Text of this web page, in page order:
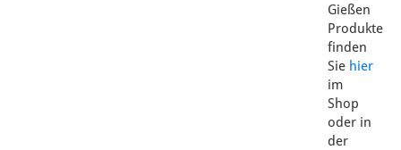
Gießen
Produkte
finden
Sie hier
im
Shop
oder in
der